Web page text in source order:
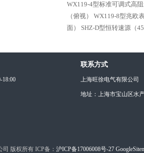
WX119-4型标准可调式高
（俯视）
WX119-8型兆欧
面）
SHZ-D型恒转速源（
18:00
联系方式
上海旺徐电气有限公司
地址：上海市宝山区水
版权所有 ICP备： 沪ICP备17006008号-27